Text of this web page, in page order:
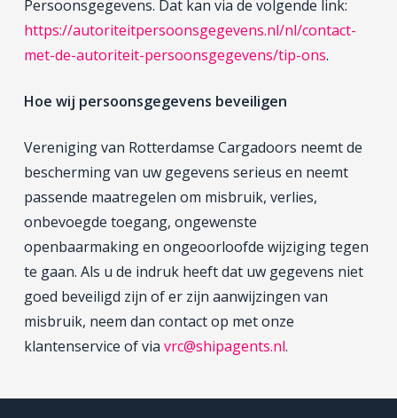
Persoonsgegevens. Dat kan via de volgende link:
https://autoriteitpersoonsgegevens.nl/nl/contact-
met-de-autoriteit-persoonsgegevens/tip-ons.
Hoe wij persoonsgegevens beveiligen
Vereniging van Rotterdamse Cargadoors neemt de
bescherming van uw gegevens serieus en neemt
passende maatregelen om misbruik, verlies,
onbevoegde toegang, ongewenste
openbaarmaking en ongeoorloofde wijziging tegen
te gaan. Als u de indruk heeft dat uw gegevens niet
goed beveiligd zijn of er zijn aanwijzingen van
misbruik, neem dan contact op met onze
klantenservice of via vrc@shipagents.nl.